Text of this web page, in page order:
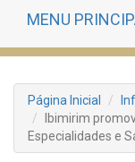
MENU
Página Inicial
Ibimirim
Especialidades e